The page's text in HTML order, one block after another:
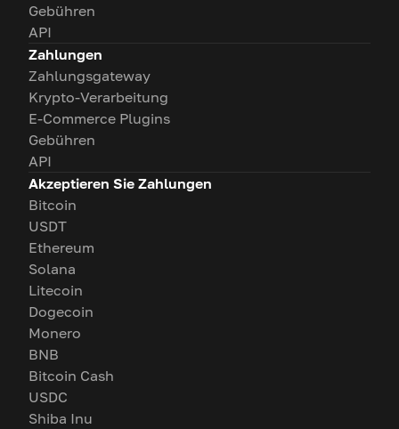
Gebühren
API
Zahlungen
Zahlungsgateway
Krypto-Verarbeitung
E-Commerce Plugins
Gebühren
API
Akzeptieren Sie Zahlungen
Bitcoin
USDT
Ethereum
Solana
Litecoin
Dogecoin
Monero
BNB
Bitcoin Cash
USDC
Shiba Inu